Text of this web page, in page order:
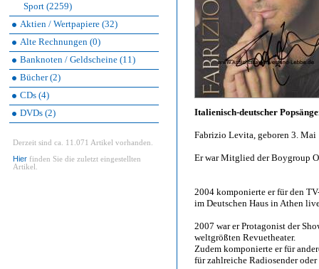
Sport (2259)
Aktien / Wertpapiere (32)
Alte Rechnungen (0)
Banknoten / Geldscheine (11)
Bücher (2)
CDs (4)
DVDs (2)
Derzeit sind ca. 11.071 Artikel vorhanden.
Hier finden Sie die zuletzt eingestellten
Artikel.
Italienisch-deutscher
Fabrizio Levita, geboren 3. Mai
Er war Mitglied der Boygroup
2004 komponierte er für den
im Deutschen Haus in Athen
2007 war er Protagonist der
weltgrößten Revuetheater.
Zudem komponierte er für
für zahlreiche Radiosender